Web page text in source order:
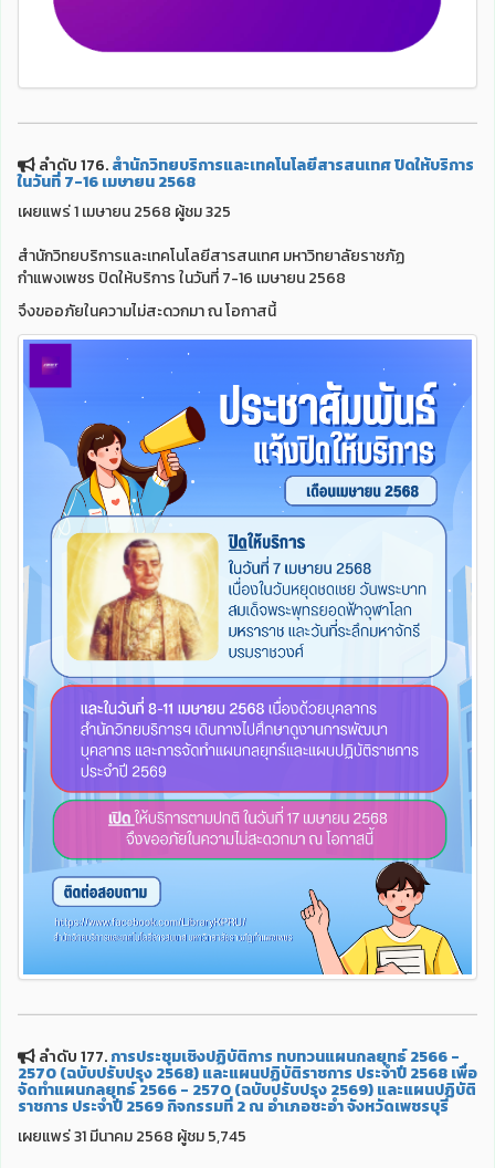
ลำดับ 176.สำนักวิทยบริการและเทคโนโลยีสารสนเทศ ปิดให้บริการ
ในวันที่ 7-16 เมษายน 2568
เผยแพร่ 1 เมษายน 2568 ผู้ชม 325
สำนักวิทยบริการและเทคโนโลยีสารสนเทศ มหาวิทยาลัยราชภัฏ
กำแพงเพชร ปิดให้บริการ ในวันที่ 7-16 เมษายน 2568
จึงขออภัยในความไม่สะดวกมา ณ โอกาสนี้
ลำดับ 177.การประชุมเชิงปฏิบัติการ ทบทวนแผนกลยุทธ์ 2566 -
2570 (ฉบับปรับปรุง 2568) และแผนปฏิบัติราชการ ประจำปี 2568 เพื่อ
จัดทำแผนกลยุทธ์ 2566 - 2570 (ฉบับปรับปรุง 2569) และแผนปฏิบัติ
ราชการ ประจำปี 2569 กิจกรรมที่ 2 ณ อำเภอชะอำ จังหวัดเพชรบุรี
เผยแพร่ 31 มีนาคม 2568 ผู้ชม 5,745